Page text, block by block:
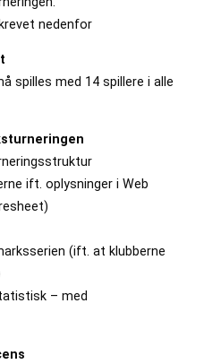
nedenfor
spilles med 14 spillere i alle
ift. oplysninger i Web
(ift. at klubberne
– med